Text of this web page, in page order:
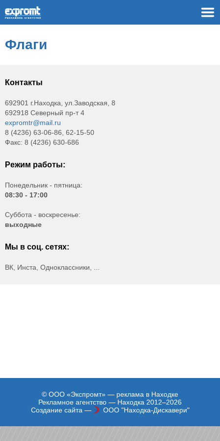
Флаги
Контакты
692901 г.Находка, ул.Заводская, 8
692918 Северный пр-т 4
expromtr@mail.ru
8 (4236) 63-06-86, 62-15-50
Факс: 8 (4236) 630-686
Режим работы:
Понедельник - пятница:
08:30 - 17:00
Суббота - воскресенье:
выходные
Мы в соц. сетях:
ВК, Инста, Одноклассники, ...
© ООО «Экспромт» — реклама в Находке
Рекламное агентство — Находка 2012–2026
Создание сайта —
ООО "Находка-Дискавери"